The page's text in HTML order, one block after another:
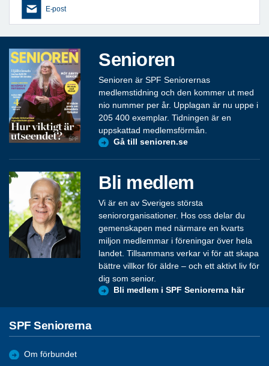
E-post
Senioren
Senioren är SPF Seniorernas
medlemstidning och den kommer ut med
nio nummer per år. Upplagan är nu uppe i
205 400 exemplar. Tidningen är en
uppskattad medlemsförmån.
Gå till senioren.se
Bli medlem
Vi är en av Sveriges största
seniororganisationer. Hos oss delar du
gemenskapen med närmare en kvarts
miljon medlemmar i föreningar över hela
landet. Tillsammans verkar vi för att skapa
bättre villkor för äldre – och ett aktivt liv för
dig som senior.
Bli medlem i SPF Seniorerna här
SPF Seniorerna
Om förbundet